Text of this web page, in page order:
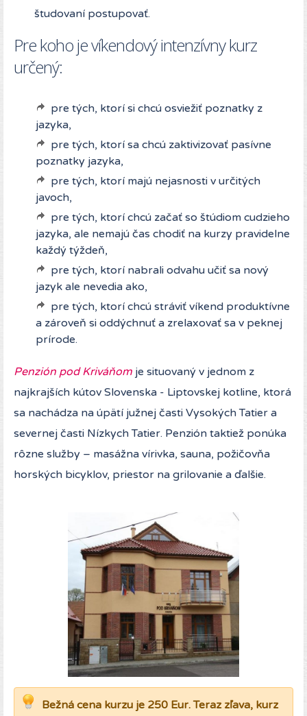
študovaní postupovať.
Pre koho je víkendový intenzívny kurz
určený:
pre tých, ktorí si chcú osviežiť poznatky z
jazyka,
pre tých, ktorí sa chcú zaktivizovať pasívne
poznatky jazyka,
pre tých, ktorí majú nejasnosti v určitých
javoch,
pre tých, ktorí chcú začať so štúdiom cudzieho
jazyka, ale nemajú čas chodiť na kurzy pravidelne
každý týždeň,
pre tých, ktorí nabrali odvahu učiť sa nový
jazyk ale nevedia ako,
pre tých, ktorí chcú stráviť víkend produktívne
a zároveň si oddýchnuť a zrelaxovať sa v peknej
prírode.
Penzión pod Kriváňom je situovaný v jednom z
najkrajších kútov Slovenska - Liptovskej kotline, ktorá
sa nachádza na úpätí južnej časti Vysokých Tatier a
severnej časti Nízkych Tatier. Penzión taktiež ponúka
rôzne služby – masážna vírivka, sauna, požičovňa
horských bicyklov, priestor na grilovanie a ďalšie.
Bežná cena kurzu je 250 Eur. Teraz zľava, kurz